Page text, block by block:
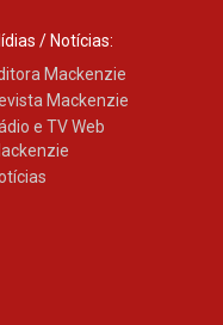
/ Notícias:
Mackenzie
Mackenzie
e TV Web